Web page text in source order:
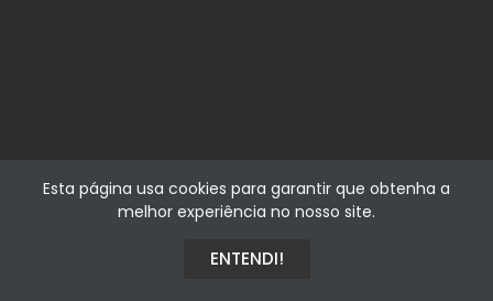
Fialhostore
Fialho & Irmão,Lda. | Horta de Barreiros 7005-208 Évora -
Esta página usa cookies para garantir que obtenha a
melhor experiência no nosso site.
ENTENDI!